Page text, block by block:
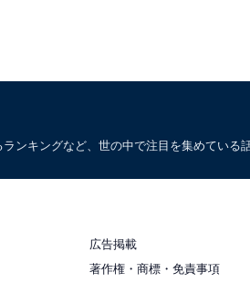
ンキングなど、世の中で注目を集めている
広告掲載
著作権・商標・免責事項